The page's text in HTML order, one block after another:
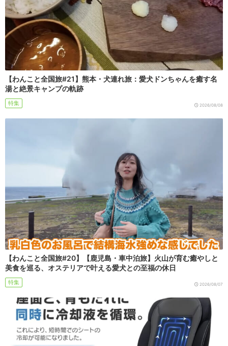
【わんこと全国旅#21】熊本・犬連れ旅：愛犬ドンちゃんを癒す名
湯と絶景キャンプの軌跡
特集 2026/08/08
【わんこと全国旅#20】【鹿児島・車中泊旅】火山が育む癒やしと
美食を巡る、オステリアで叶える愛犬との至福の休日
特集 2026/08/07